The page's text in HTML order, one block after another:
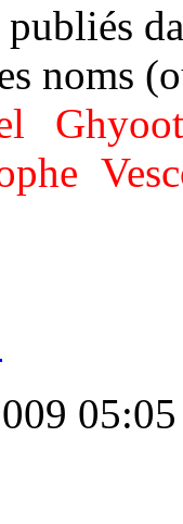
noms
05:05